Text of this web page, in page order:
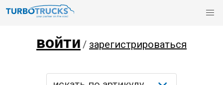
войти / зарегистрироваться